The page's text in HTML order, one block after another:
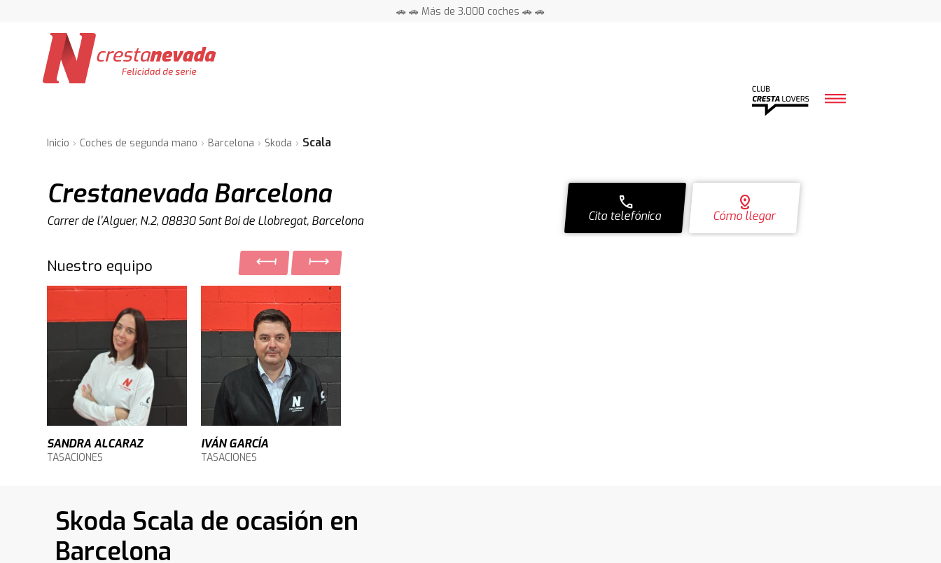
🚗 🚗 Más de 3.000 coches 🚗 🚗
Inicio Coches de segunda mano Barcelona Skoda Scala
Crestanevada Barcelona
Carrer de l'Alguer, N.2, 08830 Sant Boi de Llobregat, Barcelona
distance
Cómo llegar
call
Cita telefónica
Nuestro equipo
SANDRA ALCARAZ
TASACIONES
IVÁN GARCÍA
TASACIONES
Skoda Scala de ocasión en
Barcelona